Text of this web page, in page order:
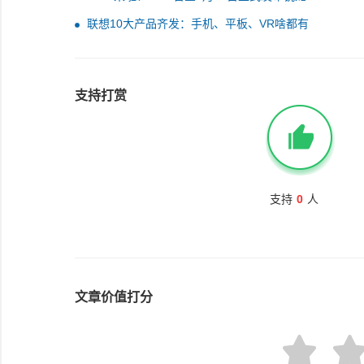
联想10大产品齐发：手机、平板、VR啥都有
支持打赏
支持 0 人
文章价值打分